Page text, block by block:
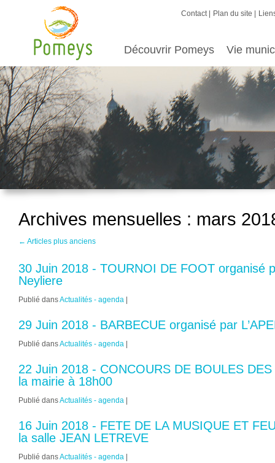
Contact Plan du site
Découvrir Pomeys Vie
Archives mensuelles : mars
← Articles plus anciens
30 Juin 2018 - TOURNOI DE FOOT organisé
Neyliere
Publié dansActualités - agenda
29 Juin 2018 - BARBECUE organisé par
Publié dansActualités - agenda
22 Juin 2018 - CONCOURS DE BOULES
la mairie à 18h00
Publié dansActualités - agenda
16 Juin 2018 - FETE DE LA MUSIQUE ET
la salle JEAN LETREVE
Publié dansActualités - agenda